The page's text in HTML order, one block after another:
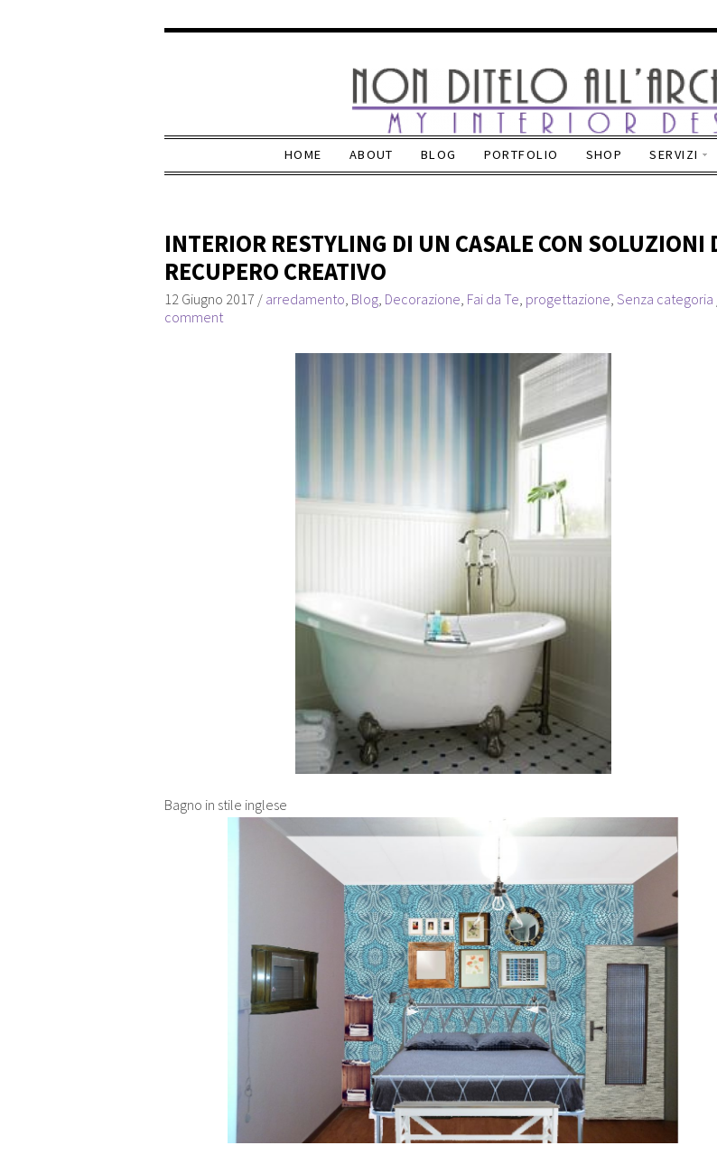
HOME ABOUT BLOG PORTFOLIO SHOP SERVIZI
INTERIOR RESTYLING DI UN CASALE CON SOLUZIONI
RECUPERO CREATIVO
12 Giugno 2017 / arredamento, Blog, Decorazione, Fai da Te, progettazione, Senza categoria
comment
Bagno in stile inglese